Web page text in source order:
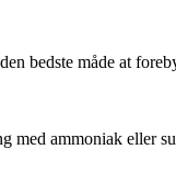
bedste måde at
med ammoniak eller